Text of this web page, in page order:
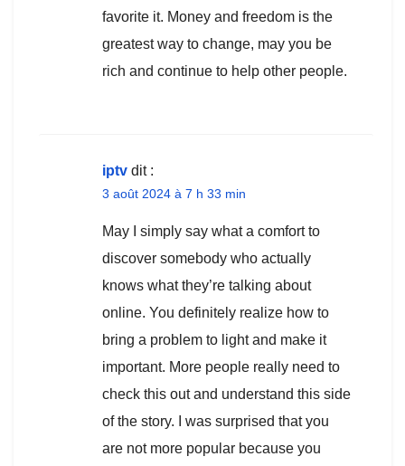
favorite it. Money and freedom is the
greatest way to change, may you be
rich and continue to help other people.
iptv dit :
3 août 2024 à 7 h 33 min
May I simply say what a comfort to
discover somebody who actually
knows what they’re talking about
online. You definitely realize how to
bring a problem to light and make it
important. More people really need to
check this out and understand this side
of the story. I was surprised that you
are not more popular because you